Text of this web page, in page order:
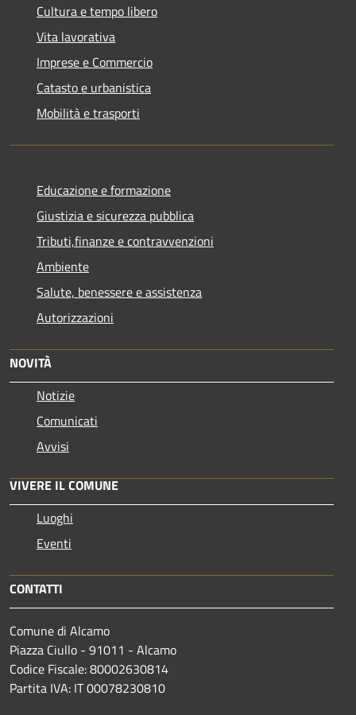
Cultura e tempo libero
Vita lavorativa
Imprese e Commercio
Catasto e urbanistica
Mobilità e trasporti
Educazione e formazione
Giustizia e sicurezza pubblica
Tributi,finanze e contravvenzioni
Ambiente
Salute, benessere e assistenza
Autorizzazioni
NOVITÀ
Notizie
Comunicati
Avvisi
VIVERE IL COMUNE
Luoghi
Eventi
CONTATTI
Comune di Alcamo
Piazza Ciullo - 91011 - Alcamo
Codice Fiscale: 80002630814
Partita IVA: IT 00078230810